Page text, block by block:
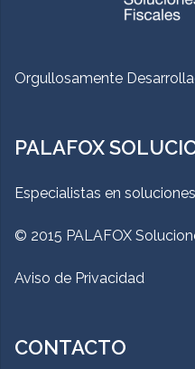
Orgullosamente
PALAFOX
Especialistas en
© 2015 PALAFOX
Aviso de Privacidad
CONTACTO